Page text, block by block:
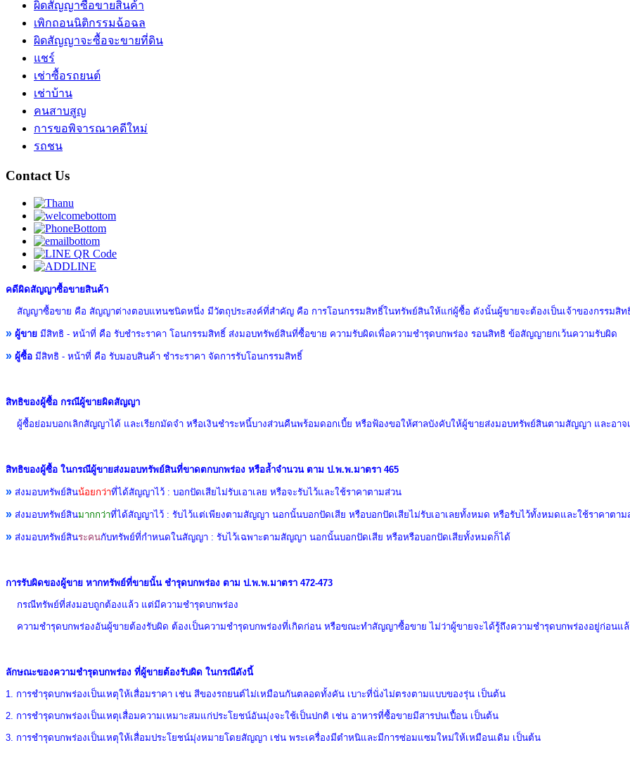
ผิดสัญญาซื้อขายสินค้า
เพิกถอนนิติกรรมฉ้อฉล
ผิดสัญญาจะซื้อจะขายที่ดิน
แชร์
เช่าซื้อรถยนต์
เช่าบ้าน
คนสาบสูญ
การขอพิจารณาคดีใหม่
รถชน
Contact Us
คดีผิดสัญญาซื้อขายสินค้า
สัญญาซื้อขาย คือ สัญญาต่างตอบแทนชนิดหนึ่ง มีวัตถุประสงค์ที่สำคัญ คือ การโอนกรรมสิทธิ์ในทรัพย์สินให้แก่ผู้ซื้อ ดังนั้นผู้ขายจะต้องเป็นเจ้าของกรรมสิ
» ผู้ขาย มีสิทธิ - หน้าที่ คือ รับชำระราคา โอนกรรมสิทธิ์ ส่งมอบทรัพย์สินที่ซื้อขาย ความรับผิดเพื่อความชำรุดบกพร่อง รอนสิทธิ ข้อสัญญายกเว้นความรับผิด
» ผู้ซื้อ มีสิทธิ - หน้าที่ คือ รับมอบสินค้า ชำระราคา จัดการรับโอนกรรมสิทธิ์
สิทธิของผู้ซื้อ กรณีผู้ขายผิดสัญญา
ผู้ซื้อย่อมบอกเลิกสัญญาได้ และเรียกมัดจำ หรือเงินชำระหนี้บางส่วนคืนพร้อมดอกเบี้ย หรือฟ้องขอให้ศาลบังคับให้ผู้ขายส่งมอบทรัพย์สินตามสัญญา และอาจ
สิทธิของผู้ซื้อ ในกรณีผู้ขายส่งมอบทรัพย์สินที่ขาดตกบกพร่อง หรือล้ำจำนวน ตาม ป.พ.พ.มาตรา 465
» ส่งมอบทรัพย์สินน้อยกว่าที่ได้สัญญาไว้ : บอกปัดเสียไม่รับเอาเลย หรือจะรับไว้และใช้ราคาตามส่วน
» ส่งมอบทรัพย์สินมากกว่าที่ได้สัญญาไว้ : รับไว้แต่เพียงตามสัญญา นอกนั้นบอกปัดเสีย หรือบอกปัดเสียไม่รับเอาเลยทั้งหมด หรือรับไว้ทั้งหมดและใช้ราคาตาม
» ส่งมอบทรัพย์สินระคนกับทรัพย์ที่กำหนดในสัญญา : รับไว้เฉพาะตามสัญญา นอกนั้นบอกปัดเสีย หรือหรือบอกปัดเสียทั้งหมดก็ได้
การรับผิดของผู้ขาย หากทรัพย์ที่ขายนั้น ชำรุดบกพร่อง ตาม ป.พ.พ.มาตรา 472-473
กรณีทรัพย์ที่ส่งมอบถูกต้องแล้ว แต่มีความชำรุดบกพร่อง
ความชำรุดบกพร่องอันผู้ขายต้องรับผิด ต้องเป็นความชำรุดบกพร่องที่เกิดก่อน หรือขณะทำสัญญาซื้อขายไม่ว่าผู้ขายจะได้รู้ถึงความชำรุดบกพร่องอยู่ก่อนแ
ลักษณะของความชำรุดบกพร่อง ที่ผู้ขายต้องรับผิด ในกรณีดังนี้
1. การชำรุดบกพร่องเป็นเหตุให้เสื่อมราคา เช่น สีของรถยนต์ไม่เหมือนกันตลอดทั้งคัน เบาะที่นั่งไม่ตรงตามแบบของรุ่น เป็นต้น
2. การชำรุดบกพร่องเป็นเหตุเสื่อมความเหมาะสมแก่ประโยชน์อันมุ่งจะใช้เป็นปกติ เช่น อาหารที่ซื้อขายมีสารปนเปื้อน เป็นต้น
3. การชำรุดบกพร่องเป็นเหตุให้เสื่อมประโยชน์มุ่งหมายโดยสัญญา เช่น พระเครื่องมีตำหนิและมีการซ่อมแซมใหม่ให้เหมือนเดิม เป็นต้น